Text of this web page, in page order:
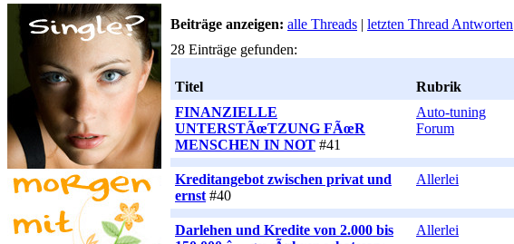
Beiträge anzeigen: alle Threads | letzten Thread Antworten
28 Einträge gefunden:
Titel Rubrik
FINANZIELLE
UNTERSTÃœTZUNG FÃœR
MENSCHEN IN NOT #41
Auto-tuning
Forum
Kreditangebot zwischen privat und
ernst #40
Allerlei
Darlehen und Kredite von 2.000 bis
Allerlei